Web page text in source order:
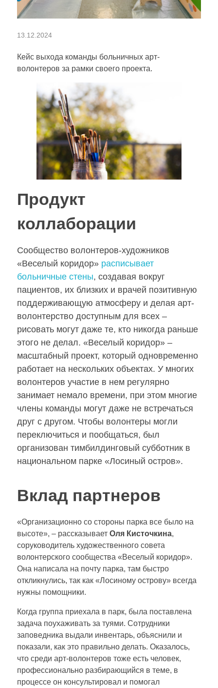
К
е
о
л
о
н
т
е
р
с
к
и
й
т
и
м
б
и
л
д
и
13.12.2024
Кейс выхода команды больничных арт-
волонтеров за рамки своего проекта.
Продукт
коллаборации
Сообщество волонтеров-художников
«Веселый коридор» расписывает
больничные стены, создавая вокруг
пациентов, их близких и врачей позитивную
поддерживающую атмосферу и делая арт-
волонтерство доступным для всех –
рисовать могут даже те, кто никогда раньше
этого не делал. «Веселый коридор» –
масштабный проект, который одновременно
работает на нескольких объектах. У многих
волонтеров участие в нем регулярно
занимает немало времени, при этом многие
члены команды могут даже не встречаться
друг с другом. Чтобы волонтеры могли
переключиться и пообщаться, был
организован тимбилдинговый субботник в
национальном парке «Лосиный остров».
Вклад партнеров
«Организационно со стороны парка все было на
высоте», – рассказывает Оля Кисточкина,
соруководитель художественного совета
волонтерского сообщества «Веселый коридор».
Она написала на почту парка, там быстро
откликнулись, так как «Лосиному острову» всегда
нужны помощники.
Когда группа приехала в парк, была поставлена
задача поухаживать за туями. Сотрудники
заповедника выдали инвентарь, объяснили и
показали, как это правильно делать. Оказалось,
что среди арт-волонтеров тоже есть человек,
профессионально разбирающийся в теме, в
процессе он консультировал и помогал